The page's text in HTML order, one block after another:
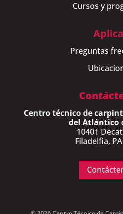
Cursos y
Preguntas
Centro técnico de
del Atlántico
10401
Filadelfia,